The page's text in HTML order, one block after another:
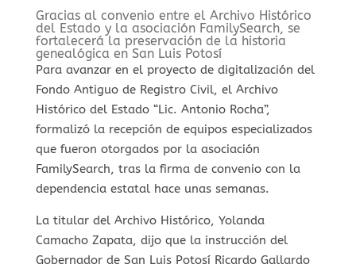
Gracias al convenio entre el Archivo Histórico
del Estado y la asociación FamilySearch, se
fortalecerá la preservación de la historia
genealógica en San Luis Potosí
Para avanzar en el proyecto de digitalización del
Fondo Antiguo de Registro Civil, el Archivo
Histórico del Estado “Lic. Antonio Rocha”,
formalizó la recepción de equipos especializados
que fueron otorgados por la asociación
FamilySearch, tras la firma de convenio con la
dependencia estatal hace unas semanas.
La titular del Archivo Histórico, Yolanda
Camacho Zapata, dijo que la instrucción del
Gobernador de San Luis Potosí Ricardo Gallardo